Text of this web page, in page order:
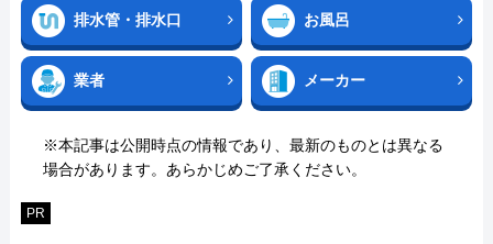
排水管・排水口 お風呂
業者 メーカー
※本記事は公開時点の情報であり、最新のものとは異なる
場合があります。あらかじめご了承ください。
PR